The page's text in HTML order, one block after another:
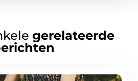
gerelateerde